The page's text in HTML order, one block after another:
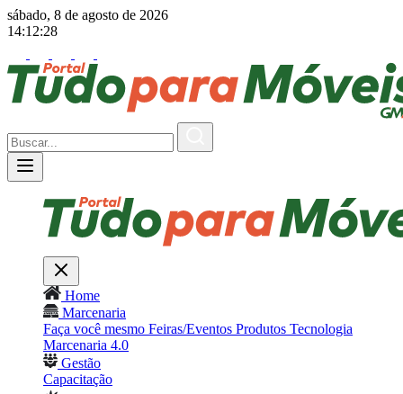
sábado, 8 de agosto de 2026
14:12:29
Home
Marcenaria
Faça você mesmo Feiras/Eventos Produtos Tecnologia
Marcenaria 4.0
Gestão
Capacitação